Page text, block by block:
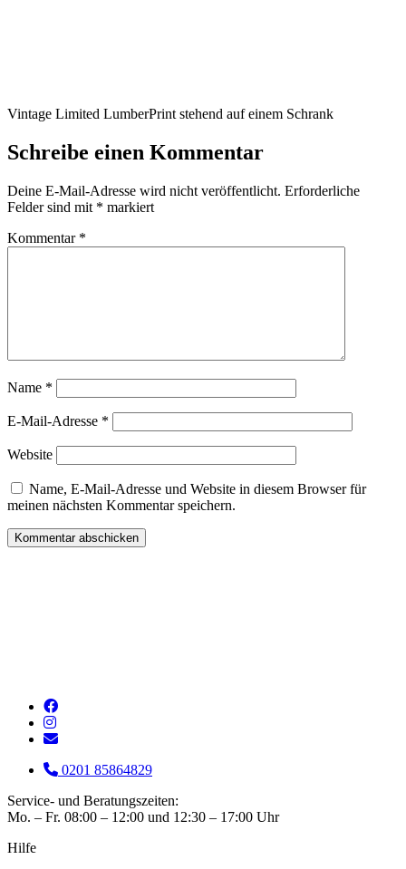
Vintage Limited LumberPrint stehend auf einem Schrank
Schreibe einen Kommentar
Deine E-Mail-Adresse wird nicht veröffentlicht. Erforderliche
Felder sind mit * markiert
Kommentar *
Name *
E-Mail-Adresse *
Website
Name, E-Mail-Adresse und Website in diesem Browser für
meinen nächsten Kommentar speichern.
0201 85864829
Service- und Beratungszeiten:
Mo. – Fr. 08:00 – 12:00 und 12:30 – 17:00 Uhr
Hilfe